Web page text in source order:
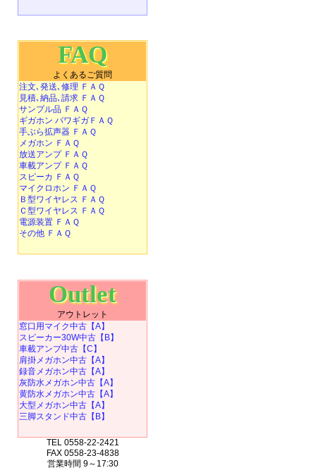
FAQ
よくあるご質問
注文､発送､修理 ＦＡＱ
見積､納品､請求 ＦＡＱ
サンプル品 ＦＡＱ
ギガホン パワギガＦＡＱ
手ぶら拡声器 ＦＡＱ
メガホン ＦＡＱ
放送アンプ ＦＡＱ
車載アンプ ＦＡＱ
スピーカ ＦＡＱ
マイクロホン ＦＡＱ
Ｂ型ワイヤレス ＦＡＱ
Ｃ型ワイヤレス ＦＡＱ
電源装置 ＦＡＱ
その他 ＦＡＱ
Outlet
アウトレット
窓口用マイク中古【A】
スピーカー30W中古【B】
車載アンプ中古【C】
肩掛メガホン中古【A】
録音メガホン中古【A】
灰防水メガホン中古【A】
黄防水メガホン中古【A】
大型メガホン中古【A】
三脚スタンド中古【B】
TEL 0558-22-2421
FAX 0558-23-4838
営業時間 9～17:30